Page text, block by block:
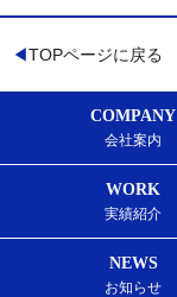
TOPページに戻る
COMPANY
会社案内
WORK
実績紹介
NEWS
お知らせ